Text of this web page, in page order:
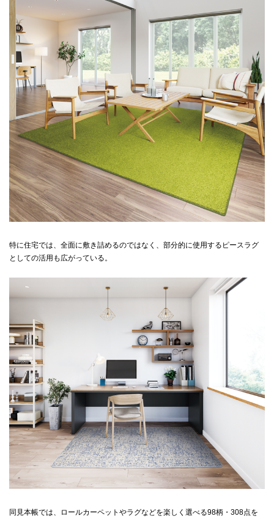
特に住宅では、全面に敷き詰めるのではなく、部分的に使用するピースラグ
としての活用も広がっている。
同見本帳では、ロールカーペットやラグなどを楽しく選べる98柄・308点を